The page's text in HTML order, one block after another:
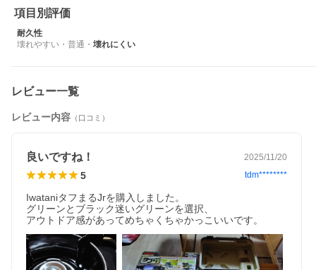
項目別評価
耐久性
壊れやすい ・ 普通 ・ 壊れにくい
レビュー一覧
レビュー内容 （口コミ）
良いですね！ 2025/11/20
5 tdm********
IwataniタフまるJrを購入しました。
グリーンとブラック迷いグリーンを選択、